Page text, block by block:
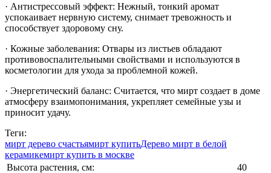
· Антистрессовый эффект: Нежный, тонкий аромат
успокаивает нервную систему, снимает тревожность и
способствует здоровому сну.
· Кожные заболевания: Отвары из листьев обладают
противовоспалительными свойствами и используются в
косметологии для ухода за проблемной кожей.
· Энергетический баланс: Считается, что мирт создает в доме
атмосферу взаимопонимания, укрепляет семейные узы и
приносит удачу.
Теги:
мирт дерево счастьямирт купитьДерево мирт в белой
керамикемирт купить в москве
Высота растения, см:
40